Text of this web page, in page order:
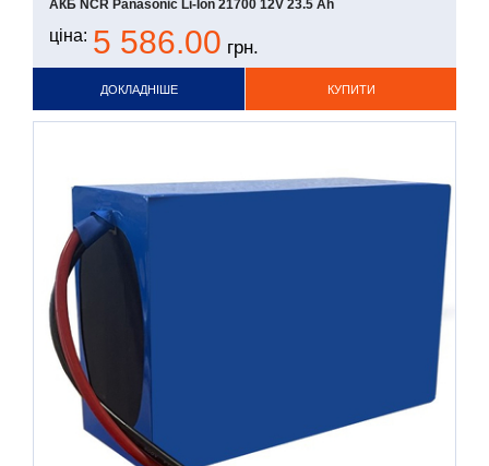
АКБ NCR Panasonic Li-Ion 21700 12V 23.5 Ah
ціна: 5 586.00 грн.
КУПИТИ
ДОКЛАДНІШЕ